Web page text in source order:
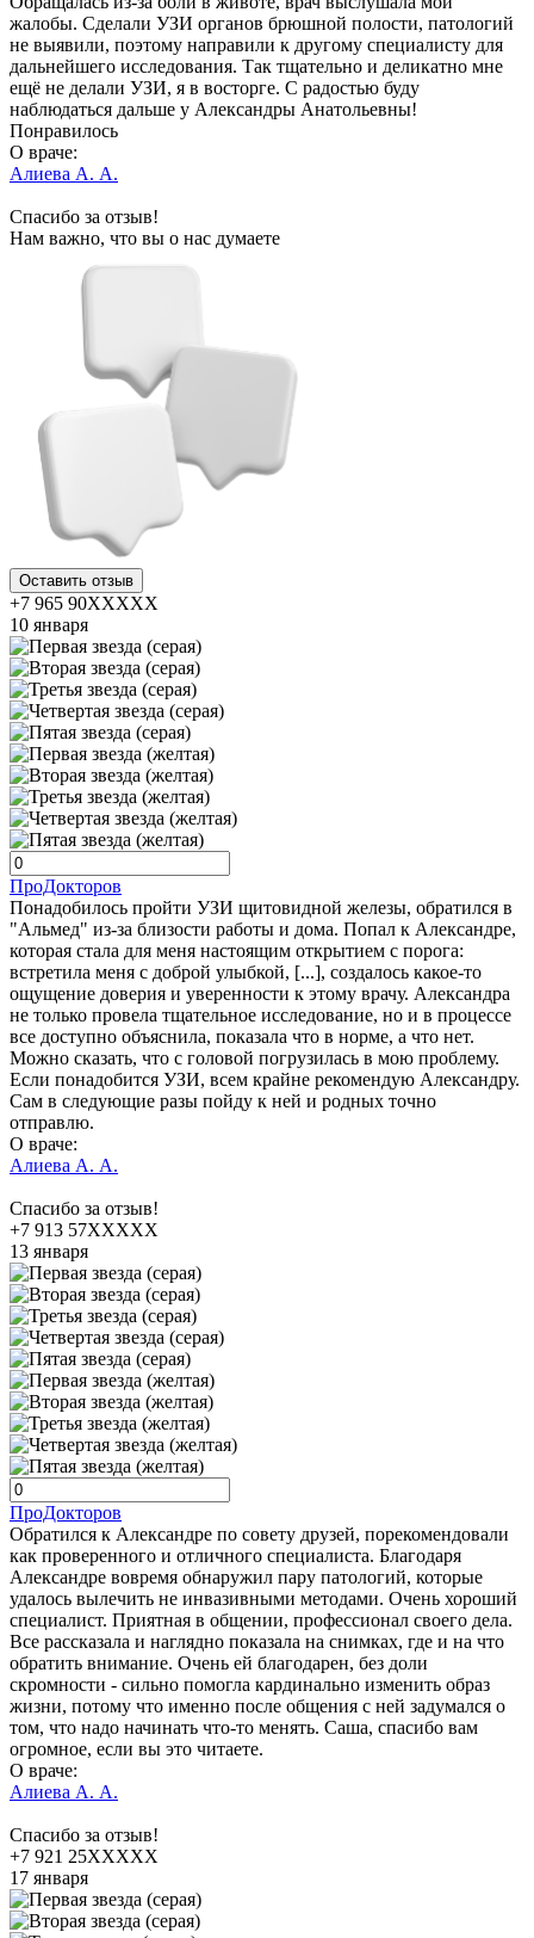
жалобы. Сделали УЗИ органов брюшной полости, патологий
не выявили, поэтому направили к другому специалисту для
дальнейшего исследования. Так тщательно и деликатно мне
ещё не делали УЗИ, я в восторге. С радостью буду
наблюдаться дальше у Александры Анатольевны!
Понравилось
О враче:
Алиева А. А.
Спасибо за отзыв!
Нам важно, что вы о нас думаете
Оставить отзыв
+7 965 90XXXXX
10 января
ПроДокторов
Понадобилось пройти УЗИ щитовидной железы, обратился в
"Альмед" из-за близости работы и дома. Попал к Александре,
которая стала для меня настоящим открытием с порога:
встретила меня с доброй улыбкой, [...], создалось какое-то
ощущение доверия и уверенности к этому врачу. Александра
не только провела тщательное исследование, но и в процессе
все доступно объяснила, показала что в норме, а что нет.
Можно сказать, что с головой погрузилась в мою проблему.
Если понадобится УЗИ, всем крайне рекомендую Александру.
Сам в следующие разы пойду к ней и родных точно
отправлю.
О враче:
Алиева А. А.
Спасибо за отзыв!
+7 913 57XXXXX
13 января
ПроДокторов
Обратился к Александре по совету друзей, порекомендовали
как проверенного и отличного специалиста. Благодаря
Александре вовремя обнаружил пару патологий, которые
удалось вылечить не инвазивными методами. Очень хороший
специалист. Приятная в общении, профессионал своего дела.
Все рассказала и наглядно показала на снимках, где и на что
обратить внимание. Очень ей благодарен, без доли
скромности - сильно помогла кардинально изменить образ
жизни, потому что именно после общения с ней задумался о
том, что надо начинать что-то менять. Саша, спасибо вам
огромное, если вы это читаете.
О враче:
Алиева А. А.
Спасибо за отзыв!
+7 921 25XXXXX
17 января